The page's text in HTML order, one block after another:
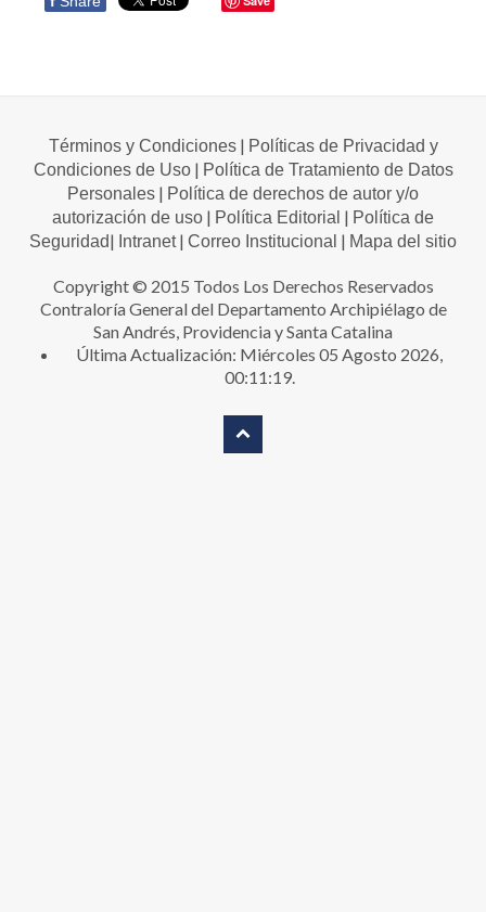
Términos y Condiciones| Políticas de Privacidad y
Condiciones de Uso| Política de Tratamiento de Datos
Personales | Política de derechos de autor y/o
autorización de uso | Política Editorial | Política de
Seguridad| Intranet| Correo Institucional | Mapa del sitio
Copyright © 2015 Todos Los Derechos Reservados
Contraloría General del Departamento Archipiélago de
San Andrés, Providencia y Santa Catalina
Última Actualización: Miércoles 05 Agosto 2026,
00:11:19.